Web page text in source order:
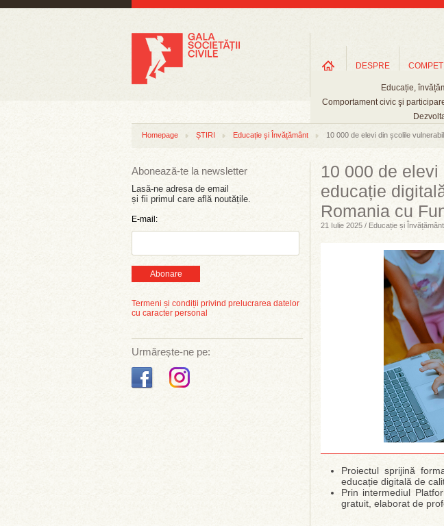
DESPRE
Educație,
Comportament civic şi
Homepage ȘTIRI Educație și Învățământ 10 000 de elevi din școlile
Abonează-te la newsletter
Lasă-ne adresa de email
și fii primul care află noutățile.
E-mail:
Abonare
Termeni și condiții privind prelucrarea datelor
cu caracter personal
Urmărește-ne pe:
10 000 de
educație
Romania cu
21 Iulie 2025 / Educație și Învățământ
Proiectul sprijină
educație digitală de
Prin intermediul
gratuit, elaborat de